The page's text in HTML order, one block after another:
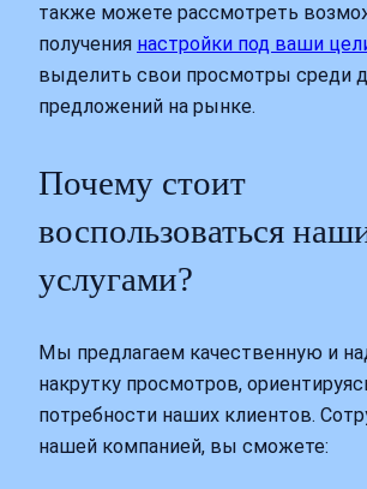
также можете рассмотреть
получения настройки под ваши
выделить свои просмотры среди
предложений на рынке.
Почему стоит
воспользоваться
услугами?
Мы предлагаем качественную и
накрутку просмотров,
потребности наших клиентов.
нашей компанией, вы сможете: